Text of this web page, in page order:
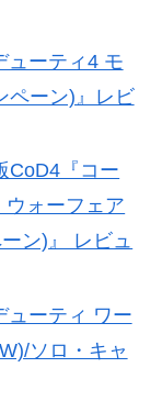
ューティ4 モ
ペーン)』レビ
CoD4『コー
ォーフェア
ン)』 レビュ
ューティ ワー
ソロ・キャ